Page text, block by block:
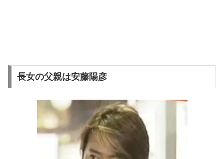
長女の父親は安藤陽彦